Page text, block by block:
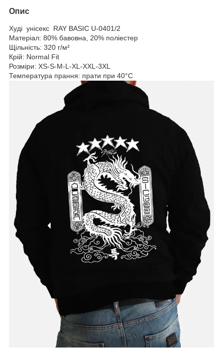
Опис
Худі унісекс RAY BASIC U-0401/2
Матеріал: 80% бавовна, 20% поліестер
Щільність: 320 г/м²
Крій: Normal Fit
Розміри: XS-S-M-L-XL-XXL-3XL
Температура прання: прати при 40°C